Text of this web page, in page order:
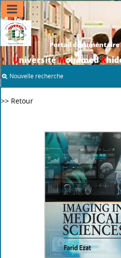
Portail documentaire
UniversitéMohamedK
Nouvelle recherche
>> Retour